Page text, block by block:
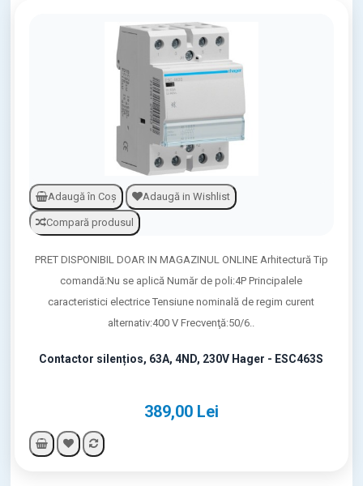
Adaugă în Coş Adaugă in Wishlist
Compară produsul
Contactor silențios, 63A, 4ND, 230V Hager - ESC463S
389,00 Lei
PRET DISPONIBIL DOAR IN MAGAZINUL ONLINE Arhitectură Tip
comandă:Nu se aplică Număr de poli:4P Principalele
caracteristici electrice Tensiune nominală de regim curent
alternativ:400 V Frecvenţă:50/6..